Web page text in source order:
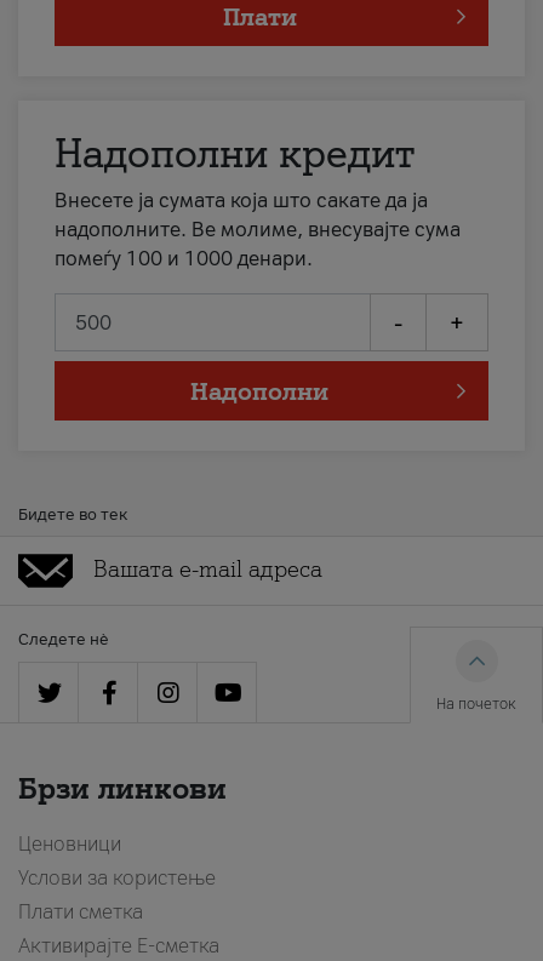
Плати
Надополни кредит
Внесете ја сумата која што сакате да ја
надополните. Ве молиме, внесувајте сума
помеѓу 100 и 1000 денари.
- +
Надополни
Бидете во тек
Следете нè
На почеток
Брзи линкови
Ценовници
Услови за користење
Плати сметка
Активирајте Е-сметка